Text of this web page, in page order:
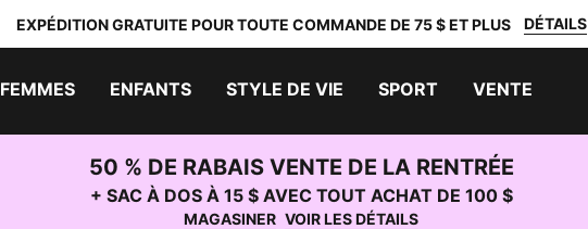
EXPÉDITION GRATUITE POUR TOUTE COMMANDE DE 75 $ ET PLUS DÉTAILS
FEMMES ENFANTS STYLE DE VIE SPORT VENTE
50 % DE RABAIS VENTE DE LA RENTRÉE
+ SAC À DOS À 15 $ AVEC TOUT ACHAT DE 100 $
MAGASINER VOIR LES DÉTAILS